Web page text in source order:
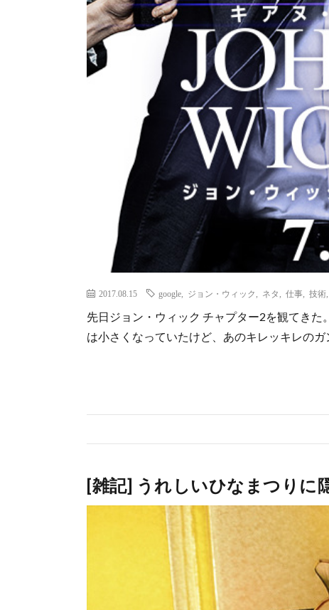
2017.08.15 google ジョン・ウィック ネタ 仕事 技術
先日ジョン・ウィック チャプター2を観てき
は小さくなっていたけど、あのキレッキレの
[雑記] うれしいひなまつりに